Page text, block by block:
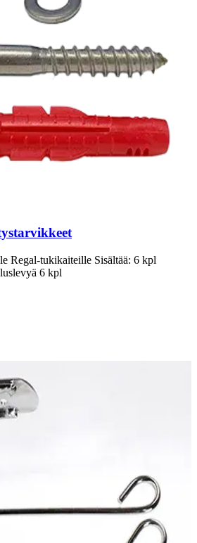
Regal-tukikaiteille Sisältää: 6 kpl
6 kpl